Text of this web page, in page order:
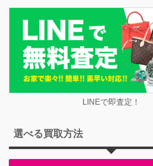
LINEで即査定！
選べる買取方法